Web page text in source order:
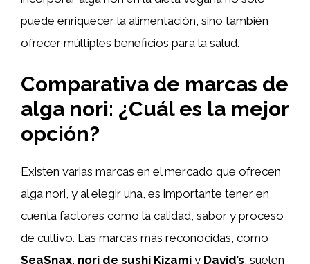
puede enriquecer la alimentación, sino también
ofrecer múltiples beneficios para la salud.
Comparativa de marcas de
alga nori: ¿Cuál es la mejor
opción?
Existen varias marcas en el mercado que ofrecen
alga nori, y al elegir una, es importante tener en
cuenta factores como la calidad, sabor y proceso
de cultivo. Las marcas más reconocidas, como
SeaSnax nori de sushi Kizami y David’s , suelen